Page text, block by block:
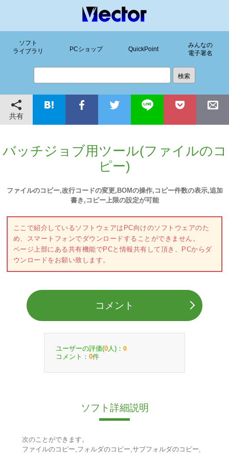
ソフト
ライブラリ
PCショップ QuickPoint
みんなの
電子署名
共有
バッチジョブ用ツール(ファイルのコ
ピー)
ファイルのコピー,改行コードの変更,BOMの操作,コピー件数の表示,追加
書き,コピー上限の設定が可能
ここで紹介しているソフトウェアはPC向けのソフトウェアのた
め、スマートフォンでダウンロードすることができません。
ページ上部にある共有機能でPCと情報共有して頂き、PCからダ
ウンロードをお願い致します。
コメント
ユーザーの評価(0 人)： 0
コメント： 0件
ソフト詳細説明
次のことができます。
ファイルのコピー,フォルダのコピー,サブフォルダのコピー,